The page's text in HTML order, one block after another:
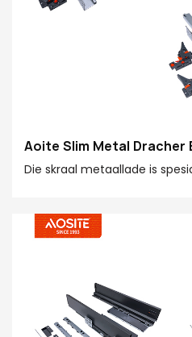
Aoite Slim Metal Dracher
Die skraal metaallade is
verskillende style en is
berging doeltreffender